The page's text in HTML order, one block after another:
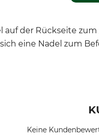
auf der Rückseite
eine Nadel zum
Keine